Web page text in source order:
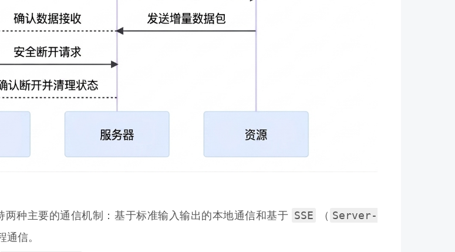
两种主要的通信机制：基于标准输入输出的本地通信和基于 SSE （ Server-
通信。